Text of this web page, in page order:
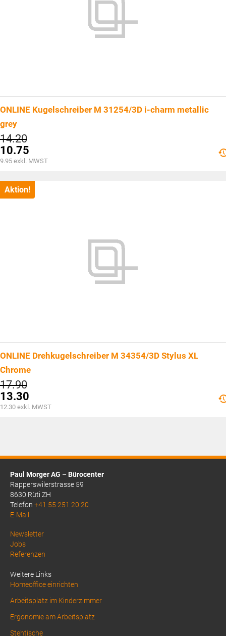
ONLINE Kugelschreiber M 31254/3D i-charm metallic
grey
14.20Ursprünglicher
Preis
war:
CHF14.20
10.75
Aktueller
ist:
CHF10.75.
9.95 exkl. MWST
Aktion!
ONLINE Drehkugelschreiber M 34354/3D Stylus XL
Chrome
17.90Ursprünglicher
Preis
war:
CHF17.90
13.30
Aktueller
12.30 exkl. MWST
Paul Morger AG – Bürocenter
Rapperswilerstrasse 59
8630 Rüti ZH
Telefon +41 55 251 20 20
E-Mail
Above
Footer
Newsletter
Jobs
Referenzen
Weitere Links
Homeoffice einrichten
Arbeitsplatz im Kinderzimmer
Ergonomie am Arbeitsplatz
Stehtische